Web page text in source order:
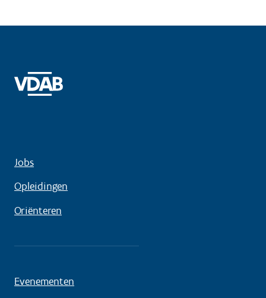
ten laatste 2 weken voor de start je opleiding
VDAB. Zie rubriek planning en organisatie voor
meer info.**
Jobs
Opleidingen
Oriënteren
Evenementen